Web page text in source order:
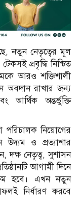
নতুন নেতৃত্বের মূল
প্রবৃদ্ধি নিশ্চিত
আরও শক্তিশালী
অবদান রাখার জন্য
আর্থিক অন্তর্ভুক্তি
পরিচালক নিয়োগের
উদ্যম ও প্রত্যাশার
দক্ষ নেতৃত্ব, সুশাসন
আগামী দিনে
হবে। এখন নতুন
নির্ধারণ করবে